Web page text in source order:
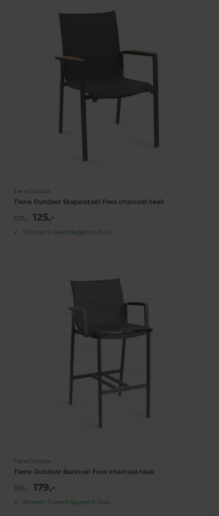
Tierra Outdoor
Tierra Outdoor Stapelstoel Foxx charcoal-teak
NormaleActie
prijs
125,-
Binnen 3 werkdagen in huis
Tierra Outdoor
Tierra Outdoor Barstoel Foxx charcoal-teak
NormaleActie
prijs
179,-
Binnen 3 werkdagen in huis